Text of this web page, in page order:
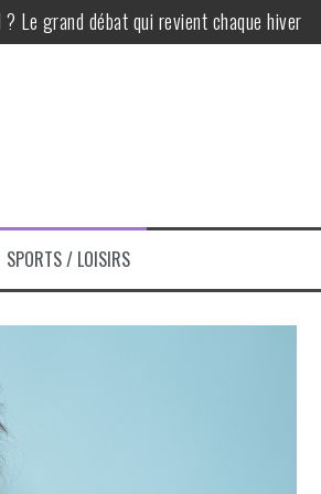
Le grand débat qui revient chaque hiver
trop : équilibre, efficacité et plaisir
toute sérénité
pour une couverture réussie
d’un site d’information
SPORTS / LOISIRS